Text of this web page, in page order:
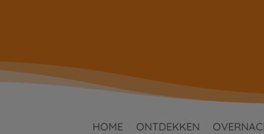
HOME ONTDEKKEN